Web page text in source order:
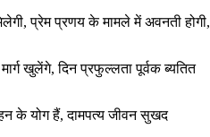
प्रेम प्रणय के मामले में अवनती होगी,
खुलेंगे, दिन प्रफुल्लता पूर्वक ब्यतित
के योग हैं, दामपत्य जीवन सुखद